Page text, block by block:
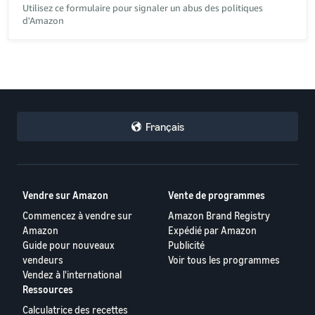
Utilisez ce formulaire pour signaler un abus des politiques
d'Amazon
Français
Vendre sur Amazon
Commencez à vendre sur
Amazon
Guide pour nouveaux
vendeurs
Vendez à l'international
Vente de programmes
Amazon Brand Registry
Expédié par Amazon
Publicité
Voir tous les programmes
Ressources
Calculatrice des recettes